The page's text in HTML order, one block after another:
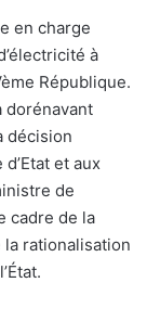
en charge
à
République.
dorénavant
décision
et aux
de
cadre de la
rationalisation